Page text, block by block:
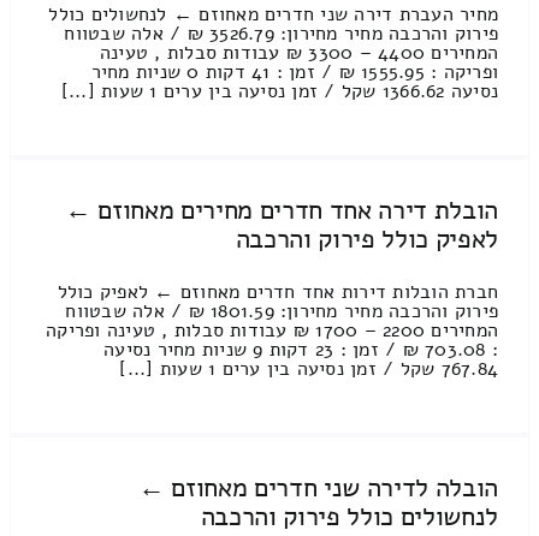
מחיר העברת דירה שני חדרים מאחוזם ← לנחשולים כולל
פירוק והרכבה מחיר מחירון: 3526.79 ₪ / אלה שבטווח
המחירים 4400 – 3300 ₪ עבודות סבלות , טעינה
ופריקה : 1555.95 ₪ / זמן : 41 דקות 0 שניות מחיר
נסיעה 1366.62 שקל / זמן נסיעה בין ערים 1 שעות [...]
הובלת דירה אחד חדרים מחירים מאחוזם ←
לאפיק כולל פירוק והרכבה
חברת הובלות דירות אחד חדרים מאחוזם ← לאפיק כולל
פירוק והרכבה מחיר מחירון: 1801.59 ₪ / אלה שבטווח
המחירים 2200 – 1700 ₪ עבודות סבלות , טעינה ופריקה
: 703.08 ₪ / זמן : 23 דקות 9 שניות מחיר נסיעה
767.84 שקל / זמן נסיעה בין ערים 1 שעות [...]
הובלה לדירה שני חדרים מאחוזם ←
לנחשולים כולל פירוק והרכבה